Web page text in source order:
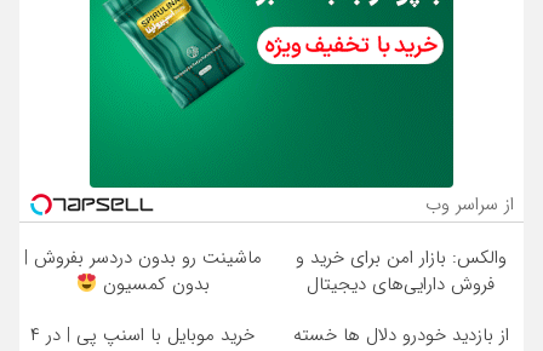
از سراسر وب
والکس: بازار امن برای خرید و
فروش دارایی‌های دیجیتال
ماشینت رو بدون دردسر بفروش |
بدون کمسیون
از بازدید خودرو دلال ها خسته
خرید موبایل با اسنپ پی | در ۴